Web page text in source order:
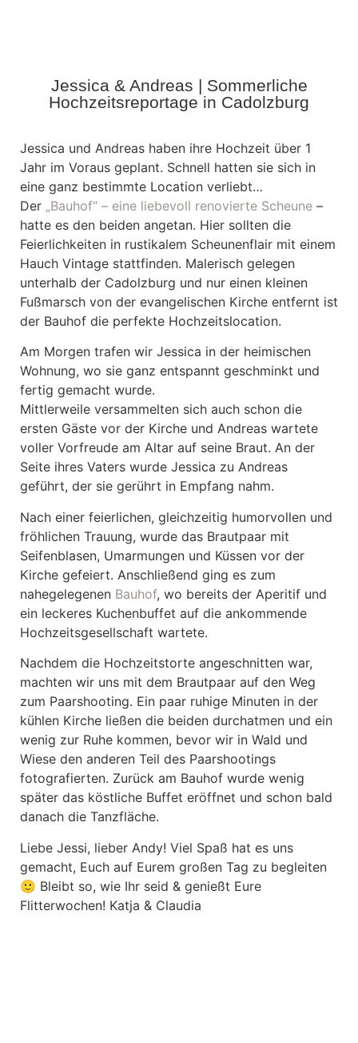
Jessica & Andreas | Sommerliche
Hochzeitsreportage in Cadolzburg
Jessica und Andreas haben ihre Hochzeit über 1
Jahr im Voraus geplant. Schnell hatten sie sich in
eine ganz bestimmte Location verliebt…
Der „Bauhof“ – eine liebevoll renovierte Scheune –
hatte es den beiden angetan. Hier sollten die
Feierlichkeiten in rustikalem Scheunenflair mit einem
Hauch Vintage stattfinden. Malerisch gelegen
unterhalb der Cadolzburg und nur einen kleinen
Fußmarsch von der evangelischen Kirche entfernt ist
der Bauhof die perfekte Hochzeitslocation.
Am Morgen trafen wir Jessica in der heimischen
Wohnung, wo sie ganz entspannt geschminkt und
fertig gemacht wurde.
Mittlerweile versammelten sich auch schon die
ersten Gäste vor der Kirche und Andreas wartete
voller Vorfreude am Altar auf seine Braut. An der
Seite ihres Vaters wurde Jessica zu Andreas
geführt, der sie gerührt in Empfang nahm.
Nach einer feierlichen, gleichzeitig humorvollen und
fröhlichen Trauung, wurde das Brautpaar mit
Seifenblasen, Umarmungen und Küssen vor der
Kirche gefeiert. Anschließend ging es zum
nahegelegenen Bauhof, wo bereits der Aperitif und
ein leckeres Kuchenbuffet auf die ankommende
Hochzeitsgesellschaft wartete.
Nachdem die Hochzeitstorte angeschnitten war,
machten wir uns mit dem Brautpaar auf den Weg
zum Paarshooting. Ein paar ruhige Minuten in der
kühlen Kirche ließen die beiden durchatmen und ein
wenig zur Ruhe kommen, bevor wir in Wald und
Wiese den anderen Teil des Paarshootings
fotografierten. Zurück am Bauhof wurde wenig
später das köstliche Buffet eröffnet und schon bald
danach die Tanzfläche.
Liebe Jessi, lieber Andy! Viel Spaß hat es uns
gemacht, Euch auf Eurem großen Tag zu begleiten
🙂 Bleibt so, wie Ihr seid & genießt Eure
Flitterwochen! Katja & Claudia